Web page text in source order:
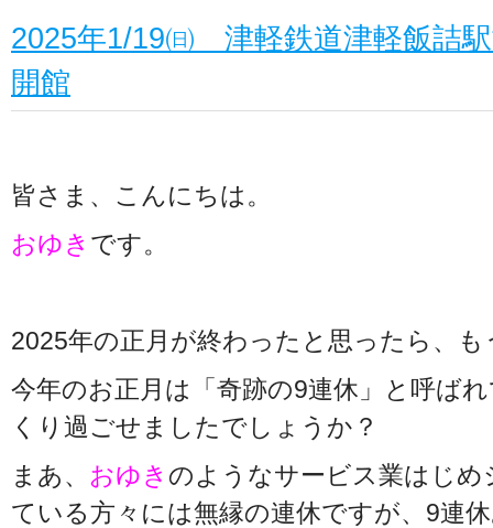
2025年1/19㈰ 津軽鉄道津軽飯詰
開館
皆さま、こんにちは。
おゆき です。
2025年の正月が終わったと思ったら、
今年のお正月は「奇跡の9連休」と呼ば
くり過ごせましたでしょうか？
まあ、 おゆき のようなサービス業はじ
ている方々には無縁の連休ですが、9連